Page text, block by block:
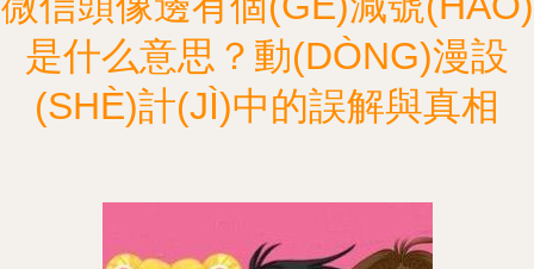
是什么意思？動(DÒNG)漫設
(SHÈ)計(JÌ)中的誤解與真相